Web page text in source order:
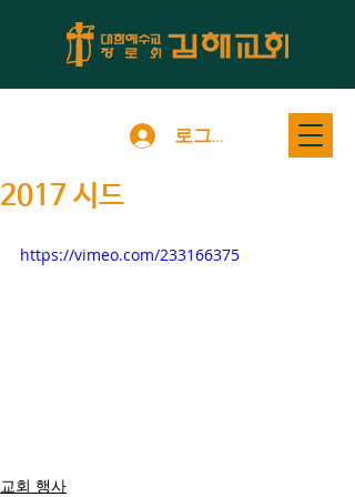
로그인
2017 시드
https://vimeo.com/233166375
교회 행사